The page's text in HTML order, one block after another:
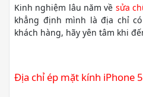
Kinh nghiệm lâu năm về sửa
khẳng định mình là địa chỉ
khách hàng, hãy yên tâm khi
Địa chỉ ép mặt kính iPhone